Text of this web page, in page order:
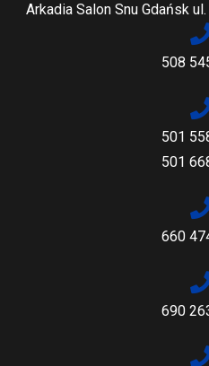
Arkadia Salon Snu Gdańsk
508
501
501
660
690